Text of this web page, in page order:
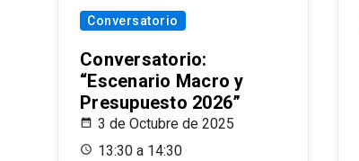
Conversatorio
Conversatorio:
“Escenario Macro y
Presupuesto 2026”
3 de Octubre de 2025
13:30 a 14:30